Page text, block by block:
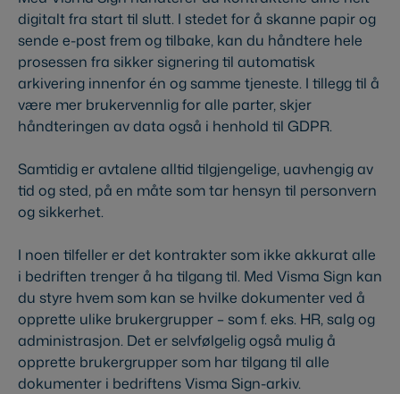
digitalt fra start til slutt. I stedet for å skanne papir og
sende e-post frem og tilbake, kan du håndtere hele
prosessen fra sikker signering til automatisk
arkivering innenfor én og samme tjeneste. I tillegg til å
være mer brukervennlig for alle parter, skjer
håndteringen av data også i henhold til GDPR.
Samtidig er avtalene alltid tilgjengelige, uavhengig av
tid og sted, på en måte som tar hensyn til personvern
og sikkerhet.
I noen tilfeller er det kontrakter som ikke akkurat alle
i bedriften trenger å ha tilgang til. Med Visma Sign kan
du styre hvem som kan se hvilke dokumenter ved å
opprette ulike brukergrupper – som f. eks. HR, salg og
administrasjon. Det er selvfølgelig også mulig å
opprette brukergrupper som har tilgang til alle
dokumenter i bedriftens Visma Sign-arkiv.